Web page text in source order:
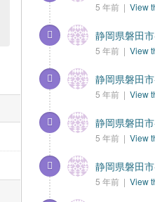
5 年前 | View
静岡県磐田
5 年前 | View
静岡県磐田
5 年前 | View
静岡県磐田
5 年前 | View
静岡県磐田
5 年前 | View